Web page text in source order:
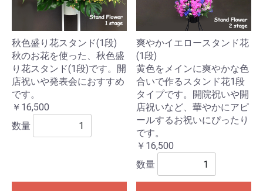
秋色盛り花スタンド(1段)
秋のお花を使った、秋色盛
り花スタンド(1段)です。開
店祝いや発表会におすすめ
です。
￥16,500
数量
爽やかイエロースタンド花
(1段)
黄色をメインに爽やかな色
合いで作るスタンド花1段
タイプです。開院祝いや開
店祝いなど、華やかにアピ
ールするお祝いにぴったり
です。
￥16,500
数量